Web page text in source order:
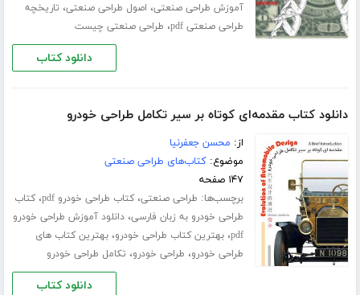
آموزش طراحی صنعتی، اصول طراحی صنعتی، تاریخچه
طراحی صنعتی pdf
، طراحی صنعتی چیست
دانلود کتاب
دانلود کتاب مقدمه‌ای کوتاه بر سیر تکامل طراحی خودرو
از: محسن جعفرنیا
موضوع:کتاب‌های طراحی صنعتی
۱۴۷ صفحه
برچسب‌ها: طراحی صنعتی،کتاب طراحی خودرو pdf ،کتاب
طراحی خودرو به زبان فارسی،دانلود آموزش طراحی خودرو
pdf،بهترین کتاب طراحی خودرو،بهترین کتاب های
طراحی خودرو، طراحی خودرو، تکامل طراحی خودرو
دانلود کتاب